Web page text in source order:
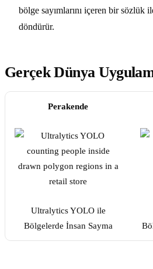
bölge sayımlarını içeren bir sözlük
döndürür.
Gerçek Dünya
Perakende
Ultralytics YOLO ile
Bölgelerde İnsan Sayma